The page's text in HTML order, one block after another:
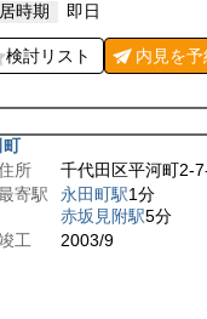
時期
即日
検討リスト 内見を予
町
所
千代田区平河町2-
寄駅
永田町駅1分
赤坂見附駅5分
工
2003/9